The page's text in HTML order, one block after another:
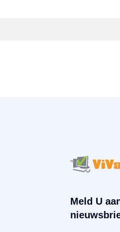
Meld U